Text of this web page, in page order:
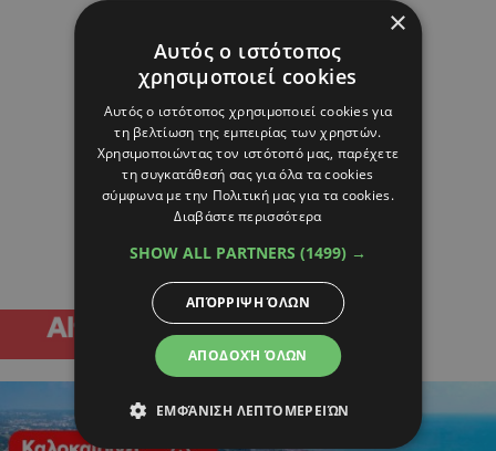
×
Αυτός ο ιστότοπος
χρησιμοποιεί cookies
Αυτός ο ιστότοπος χρησιμοποιεί cookies για
τη βελτίωση της εμπειρίας των χρηστών.
Χρησιμοποιώντας τον ιστότοπό μας, παρέχετε
τη συγκατάθεσή σας για όλα τα cookies
σύμφωνα με την Πολιτική μας για τα cookies.
Διαβάστε περισσότερα
SHOW ALL PARTNERS (1499) →
ΑΠΟΔΟΧΉ ΌΛΩΝ
ΑΠΌΡΡΙΨΗ ΌΛΩΝ
ΕΜΦΆΝΙΣΗ ΛΕΠΤΟΜΕΡΕΙΏΝ